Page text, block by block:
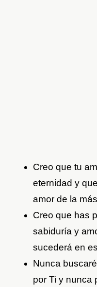
Creo que tu
eternidad y
amor de la
Creo que has
sabiduría y
sucederá en
Nunca
por Ti y nunca